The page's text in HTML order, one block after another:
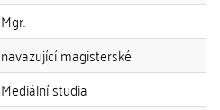
Mgr.
navazující magisterské
Mediální studia